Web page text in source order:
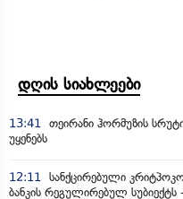
დღის სიახლეები
13:41
თეირანი ჰორმუზის
უყენებს
12:11
სანქცირებული
ბანკის რეგულირებულ სუბიექტს